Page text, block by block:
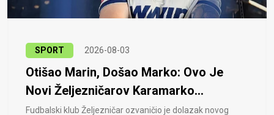
SPORT 2026-08-03
Otišao Marin, Došao Marko: Ovo Je
Novi Željezničarov Karamarko...
Fudbalski klub Željezničar ozvaničio je dolazak novog